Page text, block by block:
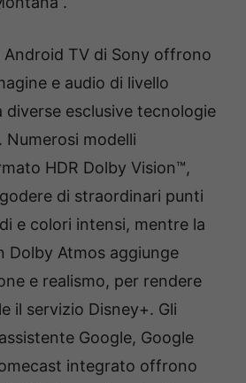
Android TV di Sony offrono
e audio di livello
diverse esclusive tecnologie
modelli
HDR Dolby Vision™,
di straordinari punti
e colori intensi, mentre la
Dolby Atmos aggiunge
e realismo, per rendere
il servizio Disney+. Gli
Google, Google
integrato offrono